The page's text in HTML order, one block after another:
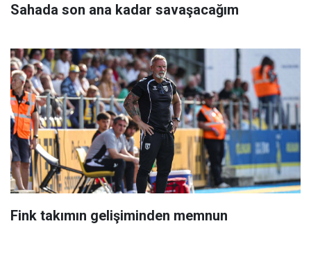
Sahada son ana kadar savaşacağım
Fink takımın gelişiminden memnun